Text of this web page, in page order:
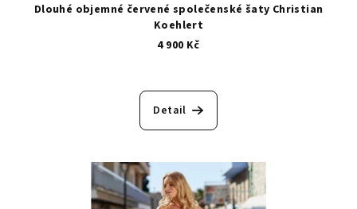
Dlouhé objemné červené společenské šaty Christian
Koehlert
4 900 Kč
Detail